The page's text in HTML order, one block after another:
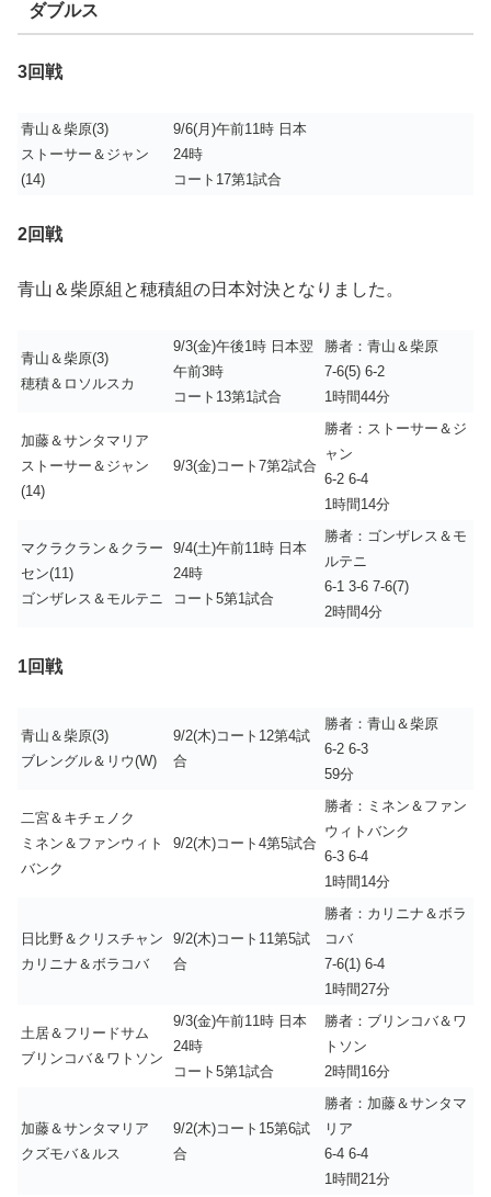
ダブルス
3回戦
青山＆柴原(3)
ストーサー＆ジャン
(14)
9/6(月)午前11時 日本
24時
コート17第1試合
2回戦
青山＆柴原組と穂積組の日本対決となりました。
青山＆柴原(3)
穂積＆ロソルスカ
9/3(金)午後1時 日本翌
午前3時
コート13第1試合
勝者：青山＆柴原
7-6(5) 6-2
1時間44分
加藤＆サンタマリア
ストーサー＆ジャン
(14)
9/3(金)コート7第2試合
勝者：ストーサー＆ジ
ャン
6-2 6-4
1時間14分
マクラクラン＆クラー
セン(11)
ゴンザレス＆モルテニ
9/4(土)午前11時 日本
24時
コート5第1試合
勝者：ゴンザレス＆モ
ルテニ
6-1 3-6 7-6(7)
2時間4分
1回戦
青山＆柴原(3)
ブレングル＆リウ(W)
9/2(木)コート12第4試
合
勝者：青山＆柴原
6-2 6-3
59分
二宮＆キチェノク
ミネン＆ファンウィト
バンク
9/2(木)コート4第5試合
勝者：ミネン＆ファン
ウィトバンク
6-3 6-4
1時間14分
日比野＆クリスチャン
カリニナ＆ボラコバ
9/2(木)コート11第5試
合
勝者：カリニナ＆ボラ
コバ
7-6(1) 6-4
1時間27分
土居＆フリードサム
ブリンコバ＆ワトソン
9/3(金)午前11時 日本
24時
コート5第1試合
勝者：ブリンコバ＆ワ
トソン
2時間16分
加藤＆サンタマリア
クズモバ＆ルス
9/2(木)コート15第6試
合
勝者：加藤＆サンタマ
リア
6-4 6-4
1時間21分